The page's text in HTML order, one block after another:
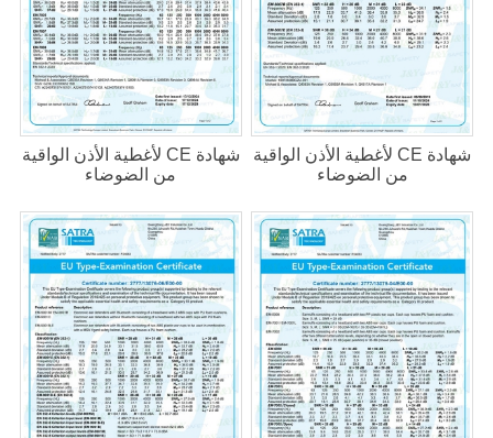
شهادة CE لأغطية الأذن الواقية
من الضوضاء
شهادة CE لأغطية الأذن الواقية
من الضوضاء